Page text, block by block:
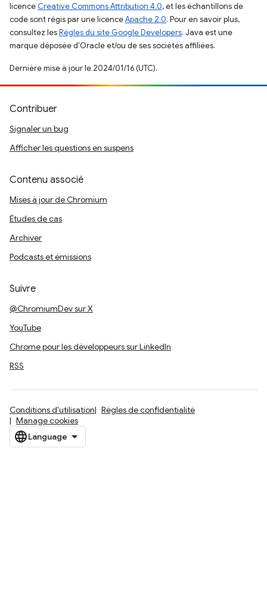
licence Creative Commons Attribution 4.0, et les échantillons de
code sont régis par une licenceApache 2.0. Pour en savoir plus,
consultez lesRègles du site Google Developers. Java est une
marque déposée d'Oracle et/ou de ses sociétés affiliées.
Dernière mise à jour le 2024/01/16 (UTC).
Contribuer
Signaler un bug
Afficher les questions en suspens
Contenu associé
Mises à jour de Chromium
Études de cas
Archiver
Podcasts et émissions
Suivre
@ChromiumDev sur X
YouTube
Chrome pour les développeurs sur LinkedIn
RSS
Conditions d'utilisation
Règles de confidentialité
Manage cookies